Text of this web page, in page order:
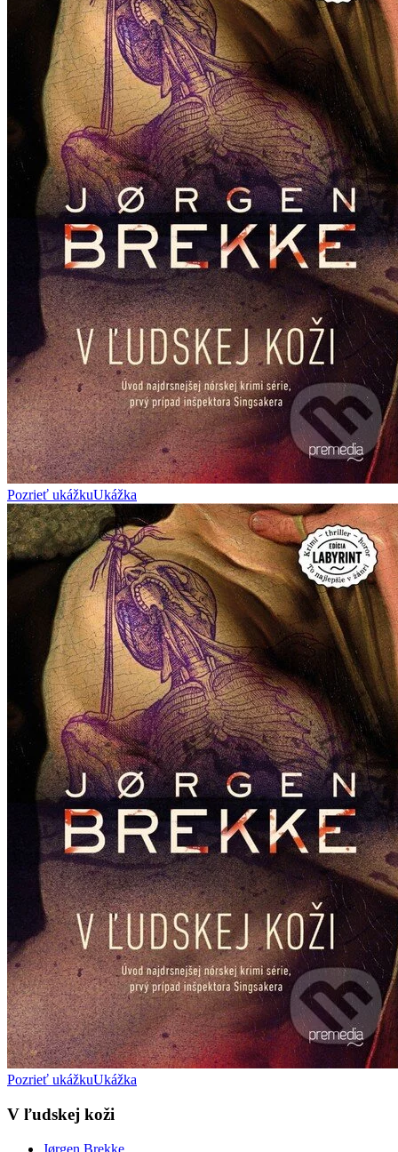
Pozrieť ukážkuUkážka
Pozrieť ukážkuUkážka
V ľudskej koži
Jørgen Brekke